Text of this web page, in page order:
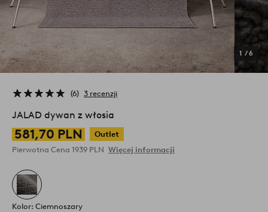
1 /6
6 3 recenzji
JALAD dywan z włosia
581,70 PLN
Outlet
Pierwotna Cena 1939 PLN Więcej informacji
Kolor: Ciemnoszary